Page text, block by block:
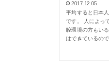
2017.12.05
平均すると日本
です。 人によっ
腔環境の方もい
はできているの